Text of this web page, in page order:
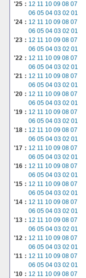
'25： 12 11 10 09 08 07
06 05 04 03 02 01
'24： 12 11 10 09 08 07
06 05 04 03 02 01
'23： 12 11 10 09 08 07
06 05 04 03 02 01
'22： 12 11 10 09 08 07
06 05 04 03 02 01
'21： 12 11 10 09 08 07
06 05 04 03 02 01
'20： 12 11 10 09 08 07
06 05 04 03 02 01
'19： 12 11 10 09 08 07
06 05 04 03 02 01
'18： 12 11 10 09 08 07
06 05 04 03 02 01
'17： 12 11 10 09 08 07
06 05 04 03 02 01
'16： 12 11 10 09 08 07
06 05 04 03 02 01
'15： 12 11 10 09 08 07
06 05 04 03 02 01
'14： 12 11 10 09 08 07
06 05 04 03 02 01
'13： 12 11 10 09 08 07
06 05 04 03 02 01
'12： 12 11 10 09 08 07
06 05 04 03 02 01
'11： 12 11 10 09 08 07
06 05 04 03 02 01
'10： 12 11 10 09 08 07